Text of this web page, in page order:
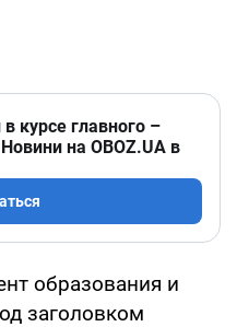
курсе главного –
на OBOZ.UA в
образования и
заголовком